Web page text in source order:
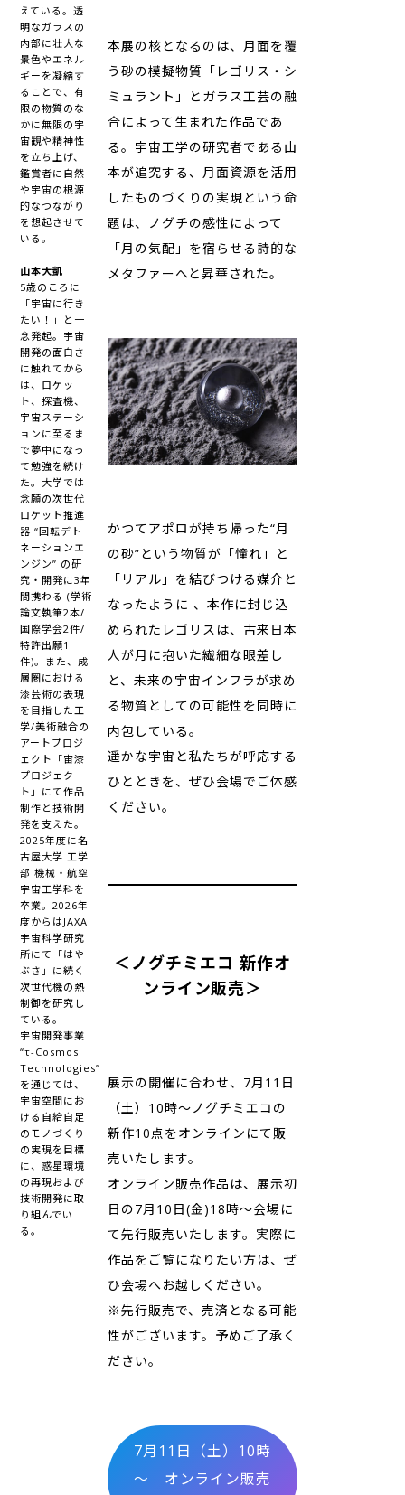
えている。透
明なガラスの
内部に壮大な
景色やエネル
ギーを凝縮す
ることで、有
限の物質のな
かに無限の宇
宙観や精神性
を立ち上げ、
鑑賞者に自然
や宇宙の根源
的なつながり
を想起させて
いる。
山本大凱
5歳のころに
「宇宙に行き
たい！」と一
念発起。宇宙
開発の面白さ
に触れてから
は、ロケッ
ト、探査機、
宇宙ステーシ
ョンに至るま
で夢中になっ
て勉強を続け
た。大学では
念願の次世代
ロケット推進
器 “回転デト
ネーションエ
ンジン” の研
究・開発に3年
間携わる (学術
論文執筆2本/
国際学会2件/
特許出願1
件)。また、成
層圏における
漆芸術の表現
を目指した工
学/美術融合の
アートプロジ
ェクト「宙漆
プロジェク
ト」にて作品
制作と技術開
発を支えた。
2025年度に名
古屋大学 工学
部 機械・航空
宇宙工学科を
卒業。2026年
度からはJAXA
宇宙科学研究
所にて「はや
ぶさ」に続く
次世代機の熱
制御を研究し
ている。
宇宙開発事業
“τ-Cosmos
Technologies”
を通じては、
宇宙空間にお
ける自給自足
のモノづくり
の実現を目標
に、惑星環境
の再現および
技術開発に取
り組んでい
る。
本展の核となるのは、月面を覆
う砂の模擬物質「レゴリス・シ
ミュラント」とガラス工芸の融
合によって生まれた作品であ
る。宇宙工学の研究者である山
本が追究する、月面資源を活用
したものづくりの実現という命
題は、ノグチの感性によって
「月の気配」を宿らせる詩的な
メタファーへと昇華された。
かつてアポロが持ち帰った“月
の砂”という物質が「憧れ」と
「リアル」を結びつける媒介と
なったように 、本作に封じ込
められたレゴリスは、古来日本
人が月に抱いた繊細な眼差し
と、未来の宇宙インフラが求め
る物質としての可能性を同時に
内包している。
遥かな宇宙と私たちが呼応する
ひとときを、ぜひ会場でご体感
ください。
＜ノグチミエコ 新作オ
ンライン販売＞
展示の開催に合わせ、7月11日
（土）10時～ノグチミエコの
新作10点をオンラインにて販
売いたします。
オンライン販売作品は、展示初
日の7月10日(金)18時～会場に
て先行販売いたします。実際に
作品をご覧になりたい方は、ぜ
ひ会場へお越しください。
※先行販売で、売済となる可能
性がございます。予めご了承く
ださい。
7月11日（土）10時
～ オンライン販売